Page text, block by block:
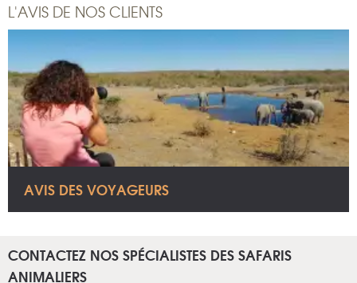
L'AVIS DE NOS CLIENTS
AVIS DES VOYAGEURS
CONTACTEZ NOS SPÉCIALISTES DES SAFARIS
ANIMALIERS